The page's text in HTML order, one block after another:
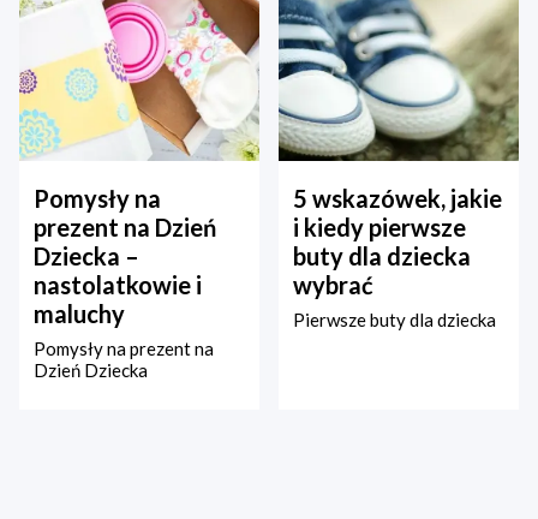
Pomysły na
prezent na Dzień
Dziecka –
nastolatkowie i
maluchy
Pomysły na prezent na
Dzień Dziecka
5 wskazówek, jakie
i kiedy pierwsze
buty dla dziecka
wybrać
Pierwsze buty dla dziecka